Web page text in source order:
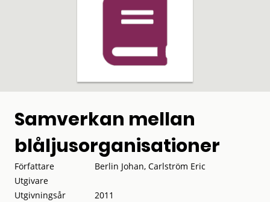
Samverkan mellan
blåljusorganisationer
Författare
Berlin Johan, Carlström Eric
Utgivare
Utgivningsår
2011